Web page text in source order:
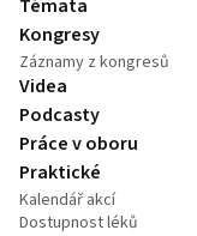
Témata
Kongresy
Záznamy z kongresů
Videa
Podcasty
Práce v oboru
Praktické
Kalendář akcí
Dostupnost léků